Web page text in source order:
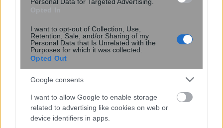
I want to opt-out of Collection, Use,
Retention, Sale, and/or Sharing of my
Personal Data that Is Unrelated with the
Purposes for which it was collected.
Opted Out
Google consents
I want to allow Google to enable storage
related to advertising like cookies on web or
device identifiers in apps.
, 13 Ιανουαρίου 2021 || Οικονομία